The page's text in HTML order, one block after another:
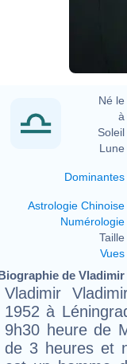
Né le
à
Soleil
Lune
Dominantes
Astrologie Chinoise
Numérologie
Taille
Vues
de
Vladimir
1952 à
9h30 heure de
de 3 heures et